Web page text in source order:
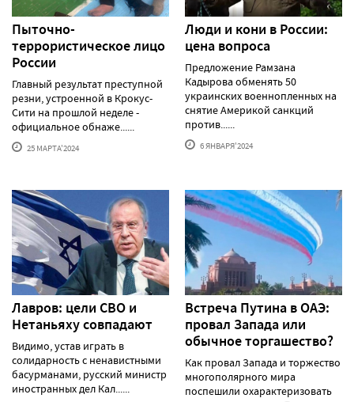
Пыточно-
террористическое лицо
России
Главный результат преступной
резни, устроенной в Крокус-
Сити на прошлой неделе -
официальное обнаже......
25 МАРТА'2024
Люди и кони в России:
цена вопроса
Предложение Рамзана
Кадырова обменять 50
украинских военнопленных на
снятие Америкой санкций
против......
6 ЯНВАРЯ'2024
Лавров: цели СВО и
Нетаньяху совпадают
Видимо, устав играть в
солидарность с ненавистными
басурманами, русский министр
иностранных дел Кал......
Встреча Путина в ОАЭ:
провал Запада или
обычное торгашество?
Как провал Запада и торжество
многополярного мира
поспешили охарактеризовать